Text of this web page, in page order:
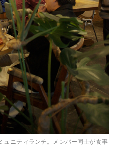
ニティランチ。メンバー同士が食事